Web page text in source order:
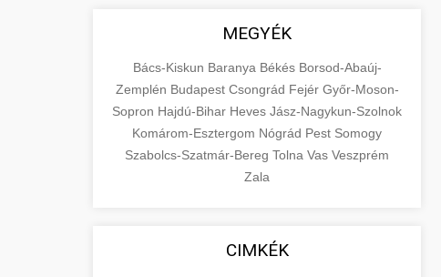
MEGYÉK
Bács-Kiskun Baranya Békés Borsod-Abaúj-
Zemplén Budapest Csongrád Fejér Győr-Moson-
Sopron Hajdú-Bihar Heves Jász-Nagykun-Szolnok
Komárom-Esztergom Nógrád Pest Somogy
Szabolcs-Szatmár-Bereg Tolna Vas Veszprém
Zala
CIMKÉK